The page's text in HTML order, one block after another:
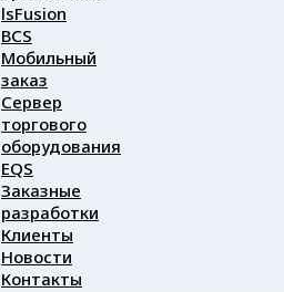
lsFusion
BCS
Мобильный
заказ
Сервер
торгового
оборудования
EQS
Заказные
разработки
Клиенты
Новости
Контакты